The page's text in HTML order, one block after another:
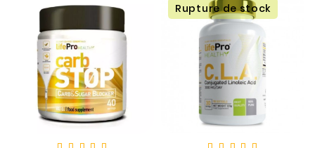
Rupture de stock